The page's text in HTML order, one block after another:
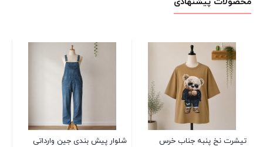
تیشرت نخ پنبه جناب خرس شلوار پیش بندی جین وارداتی